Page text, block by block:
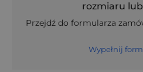
rozmiaru
Przejdź do formularza
Wypełnij